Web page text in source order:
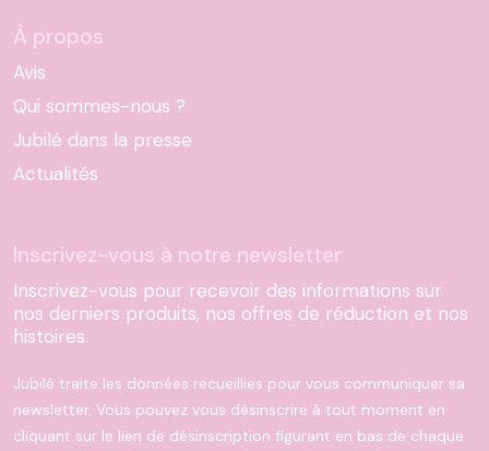
À propos
Avis
Qui sommes-nous ?
Jubilé dans la presse
Actualités
Inscrivez-vous à notre newsletter
Inscrivez-vous pour recevoir des informations sur
nos derniers produits, nos offres de réduction et nos
histoires.
Jubilé traite les données recueillies pour vous communiquer sa
newsletter. Vous pouvez vous désinscrire à tout moment en
cliquant sur le lien de désinscription figurant en bas de chaque